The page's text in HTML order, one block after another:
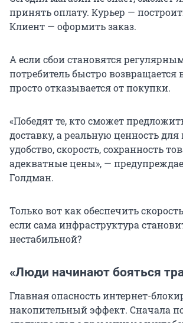
принять оплату. Курьер —
Клиент — оформить заказ.
А если сбои становятся
потребитель быстро
просто отказывается от покупки.
«Победят те, кто сможет
доставку, а реальную ценность для
удобство, скорость, сохранность
адекватные цены», —
Голдман.
Только вот как обеспечить
если сама инфраструктура
нестабильной?
«Люди начинают бояться
Главная опасность интернет-
накопительный эффект. Сначала